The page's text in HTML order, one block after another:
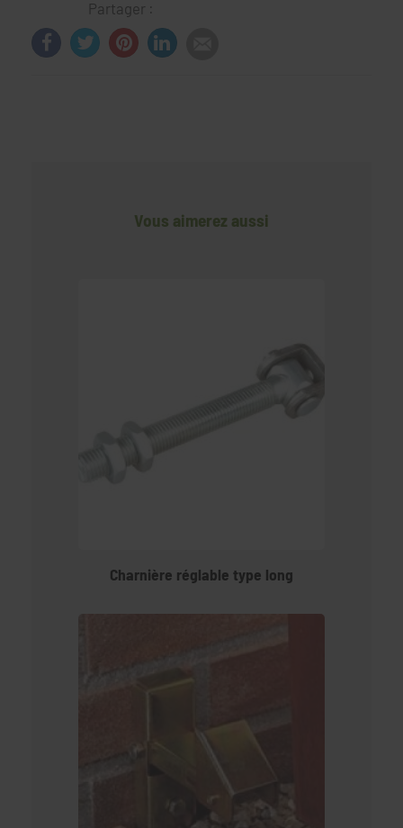
Partager :
Vous aimerez aussi
Charnière réglable type long